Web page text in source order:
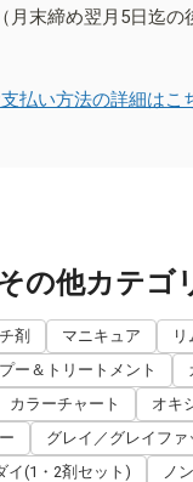
末締め翌月5日迄の
払い方法の詳細はこ
の他カテゴ
剤 マニキュア
ー＆トリートメント
カラーチャート オキ
グレイ／グレイフ
イ(1・2剤セット)
ノ